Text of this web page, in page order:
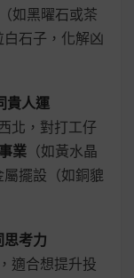
（如黑曜石或茶
石子，化解凶
貴人運
北，對打工仔
業 （如黃水晶
擺設（如銅貔
考力
適合想提升投